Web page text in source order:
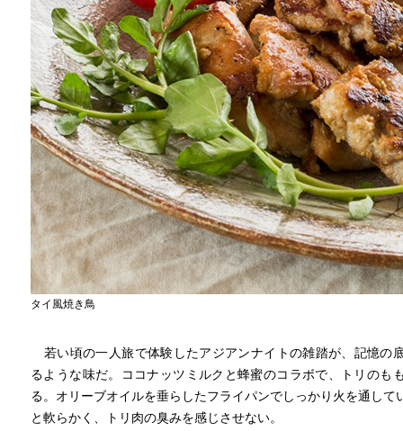
タイ風焼き鳥
若い頃の一人旅で体験したアジアンナイトの雑踏が、記憶の
るような味だ。ココナッツミルクと蜂蜜のコラボで、トリのも
る。オリーブオイルを垂らしたフライパンでしっかり火を通して
と軟らかく、トリ肉の臭みを感じさせない。